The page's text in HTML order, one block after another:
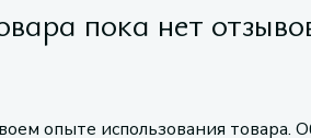
пока нет
опыте использования товара.